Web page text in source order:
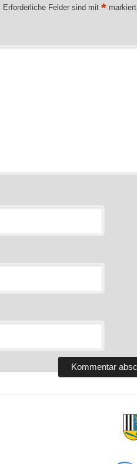
Erforderliche Felder sind mit* markiert